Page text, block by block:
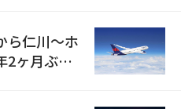
ら仁川〜ホ
2ヶ月ぶり